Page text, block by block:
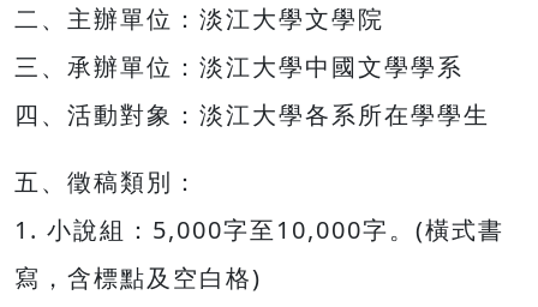
二、主辦單位：淡江大學文學院
三、承辦單位：淡江大學中國文學學系
四、活動對象：淡江大學各系所在學學生
五、徵稿類別：
1. 小說組：5,000字至10,000字。(橫式書
寫，含標點及空白格)